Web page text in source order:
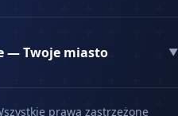
— Twoje miasto ▼
prawa zastrzeżone